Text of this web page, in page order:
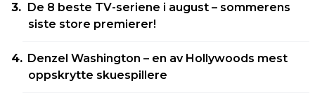
De 8 beste TV-seriene i august – sommerens
siste store premierer!
Denzel Washington – en av Hollywoods mest
oppskrytte skuespillere